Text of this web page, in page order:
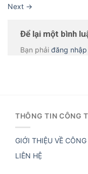
Next →
Để lại một bình
Bạn phải đăng nhập
THÔNG TIN CÔNG
GIỚI THIỆU VỀ
LIÊN HỆ